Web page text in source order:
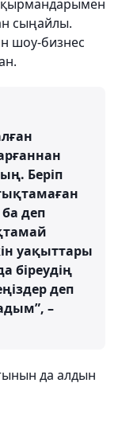
сыңайлы.
шоу-бизнес
Беріп
деп
уақыттары
біреудің
деп
–
да алдын